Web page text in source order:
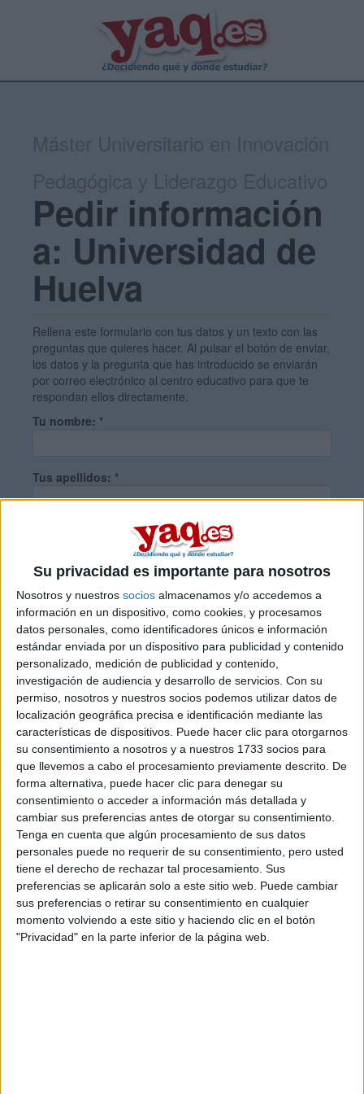
Su privacidad es importante para nosotros
Nosotros y nuestros socios almacenamos y/o accedemos a
información en un dispositivo, como cookies, y procesamos
datos personales, como identificadores únicos e información
estándar enviada por un dispositivo para publicidad y contenido
personalizado, medición de publicidad y contenido,
investigación de audiencia y desarrollo de servicios. Con su
permiso, nosotros y nuestros socios podemos utilizar datos de
localización geográfica precisa e identificación mediante las
características de dispositivos. Puede hacer clic para otorgarnos
su consentimiento a nosotros y a nuestros 1733 socios para
que llevemos a cabo el procesamiento previamente descrito. De
forma alternativa, puede hacer clic para denegar su
consentimiento o acceder a información más detallada y
cambiar sus preferencias antes de otorgar su consentimiento.
Tenga en cuenta que algún procesamiento de sus datos
personales puede no requerir de su consentimiento, pero usted
tiene el derecho de rechazar tal procesamiento. Sus
preferencias se aplicarán solo a este sitio web. Puede cambiar
sus preferencias o retirar su consentimiento en cualquier
momento volviendo a este sitio y haciendo clic en el botón
"Privacidad" en la parte inferior de la página web.
Pedir información
a: Universidad de
Huelva
Rellena este formulario con tus datos y un texto con las
preguntas que quieres hacer. Al pulsar el botón de enviar,
los datos y la pregunta que has introducido se enviarán
por correo electrónico al centro educativo para que te
respondan ellos directamente.
Tu nombre: *
Tus apellidos: *
¿Qué quieres preguntar?*
Escribe aquí las dudas o preguntas que te gustaría que te
respondieran: plazos de preinscripción, precios, plazas
disponibles…:
Acepto lostérminos y condicionesy lapolítica de
privacidad :*
Información básica sobre protección de datos
Responsable:Compás Mediterráneo SL (Editora de la